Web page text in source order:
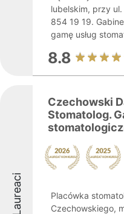
lubelskim, przy
854 19 19.
gamę usług
8.8
Laureaci
Czechowski
Stomatolog.
Placówka
Czechowskiego,